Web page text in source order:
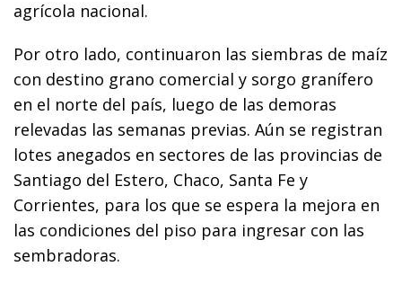
agrícola nacional.
Por otro lado, continuaron las siembras de maíz
con destino grano comercial y sorgo granífero
en el norte del país, luego de las demoras
relevadas las semanas previas. Aún se registran
lotes anegados en sectores de las provincias de
Santiago del Estero, Chaco, Santa Fe y
Corrientes, para los que se espera la mejora en
las condiciones del piso para ingresar con las
sembradoras.